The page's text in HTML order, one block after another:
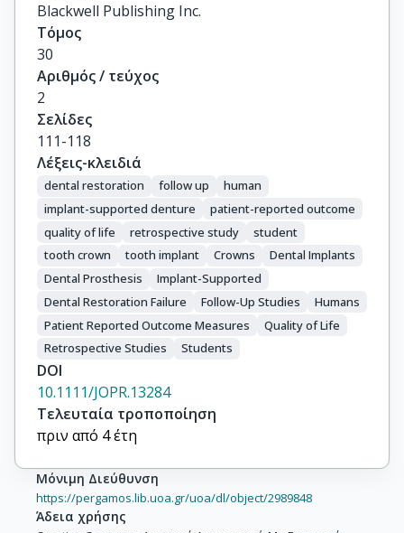
Blackwell Publishing Inc.
Τόμος
30
Αριθμός / τεύχος
2
Σελίδες
111-118
Λέξεις-κλειδιά
dental restoration follow up
human
implant-supported denture
patient-reported outcome
quality of life
retrospective study
student
tooth crown
tooth implant Crowns
Dental Implants
Dental Prosthesis
Implant-Supported
Dental Restoration Failure
Follow-Up Studies
Humans
Patient Reported Outcome Measures
Quality of Life
Retrospective Studies
Students
DOI
10.1111/JOPR.13284
Τελευταία τροποποίηση
πριν από 4 έτη
Μόνιμη Διεύθυνση
https://pergamos.lib.uoa.gr/uoa/dl/object/2989848
Άδεια χρήσης